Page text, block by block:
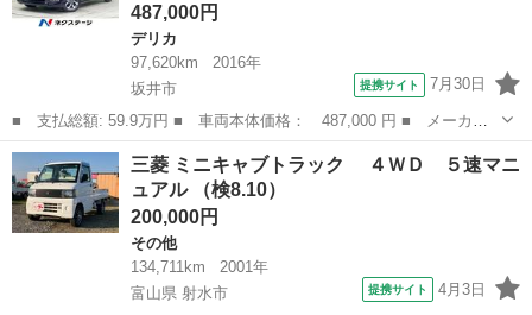
487,000円
デリカ
97,620km
2016年
坂井市
提携サイト 7月30日
■ 支払総額: 59.9万円 ■ 車両本体価格： 487,000 円 ■ メーカー
名： 三菱 ■ 車種名： デリカＤ：２ ■ グレード名： カスタム
ハイブリッドＭＶ 純正ナビ 両側パワースライドドア バックカメ
ラ ｅ－アシ...
福井 坂井市 デリカ
三菱 ミニキャブトラック ４ＷＤ ５速マニ
ュアル （検8.10）
200,000円
その他
134,711km
2001年
富山県 射水市
提携サイト 4月3日